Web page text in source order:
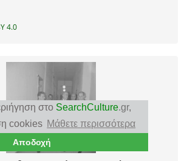
στο SearchCulture.gr,
cookies Μάθετε περισσότερα
Αποδοχή
4.0